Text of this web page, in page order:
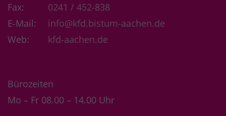
Fax:
0241 / 452-838
E-Mail:
info@kfd.bistum-aachen.de
Web:
kfd-aachen.de
Bürozeiten
Mo – Fr 08.00 – 14.00 Uhr